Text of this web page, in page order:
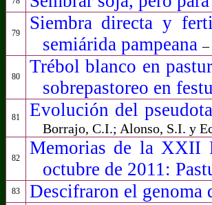
79
Siembra directa y
semiárida pampeana–
80
Trébol blanco en
sobrepastoreo en
81 Evolución del
Borrajo, C.I.; Alonso, S.I. y
82
Memorias de la XXII
octubre de 2011:
83 Descifraron el genoma